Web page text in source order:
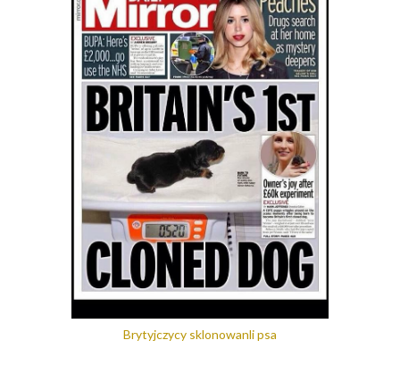
Brytyjczycy sklonowanli psa